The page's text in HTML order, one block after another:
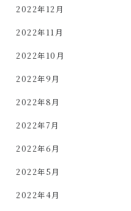
2022年12月
2022年11月
2022年10月
2022年9月
2022年8月
2022年7月
2022年6月
2022年5月
2022年4月